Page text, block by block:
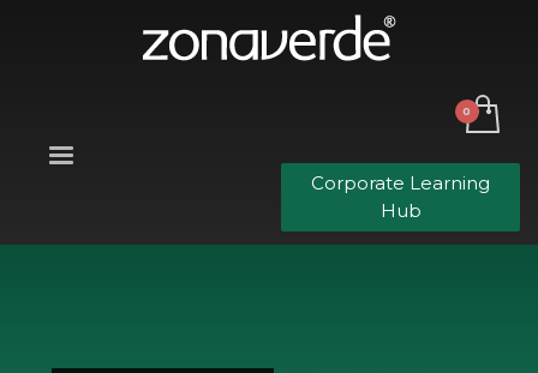
Corporate Learning
Hub